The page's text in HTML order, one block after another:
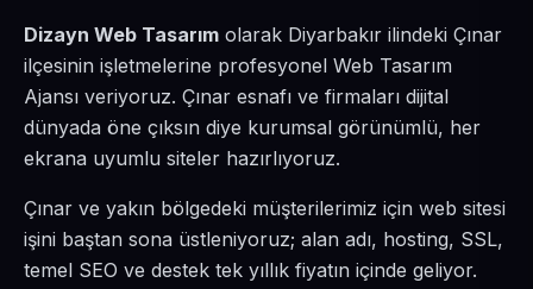
Dizayn Web Tasarım olarak Diyarbakır ilindeki Çınar
ilçesinin işletmelerine profesyonel Web Tasarım
Ajansı veriyoruz. Çınar esnafı ve firmaları dijital
dünyada öne çıksın diye kurumsal görünümlü, her
ekrana uyumlu siteler hazırlıyoruz.
Çınar ve yakın bölgedeki müşterilerimiz için web sitesi
işini baştan sona üstleniyoruz; alan adı, hosting, SSL,
temel SEO ve destek tek yıllık fiyatın içinde geliyor.